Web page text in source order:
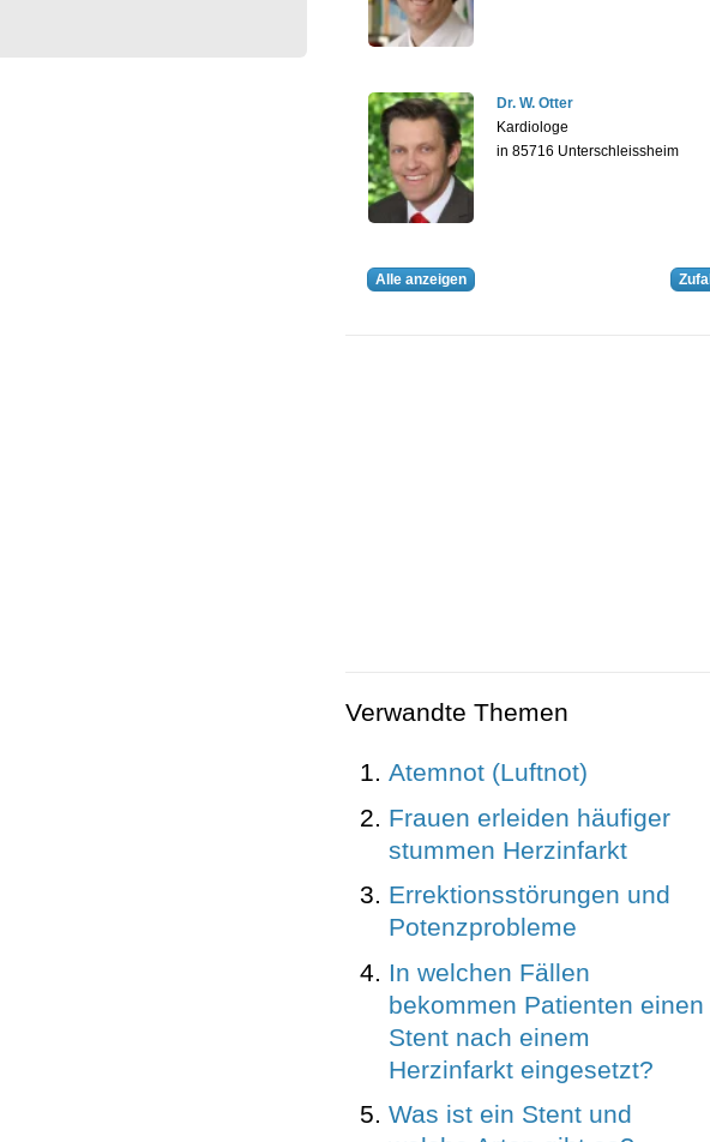
Dr. W. Otter
Kardiologe
in 85716 Unterschleissheim
Alle anzeigen Zufall
Verwandte Themen
Atemnot (Luftnot)
Frauen erleiden häufiger
stummen Herzinfarkt
Errektionsstörungen und
Potenzprobleme
In welchen Fällen
bekommen Patienten einen
Stent nach einem
Herzinfarkt eingesetzt?
Was ist ein Stent und